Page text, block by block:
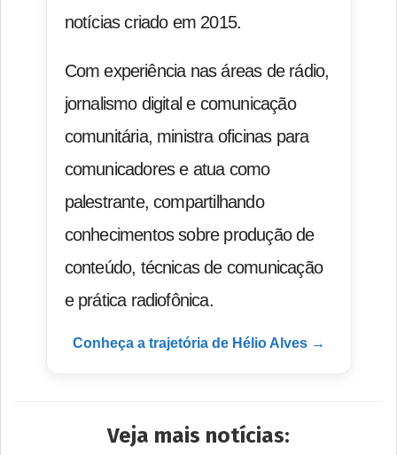
notícias criado em 2015.
Com experiência nas áreas de rádio,
jornalismo digital e comunicação
comunitária, ministra oficinas para
comunicadores e atua como
palestrante, compartilhando
conhecimentos sobre produção de
conteúdo, técnicas de comunicação
e prática radiofônica.
Conheça a trajetória de Hélio Alves →
Veja mais notícias: